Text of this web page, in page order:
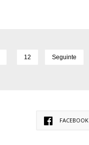
12 Seguinte
FACEBOOK